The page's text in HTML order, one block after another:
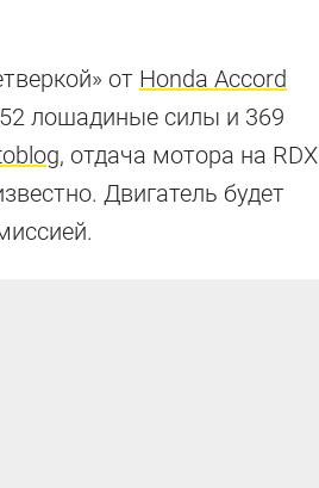
от Honda Accord
лошадиные силы и 369
, отдача мотора на RDX
Двигатель будет